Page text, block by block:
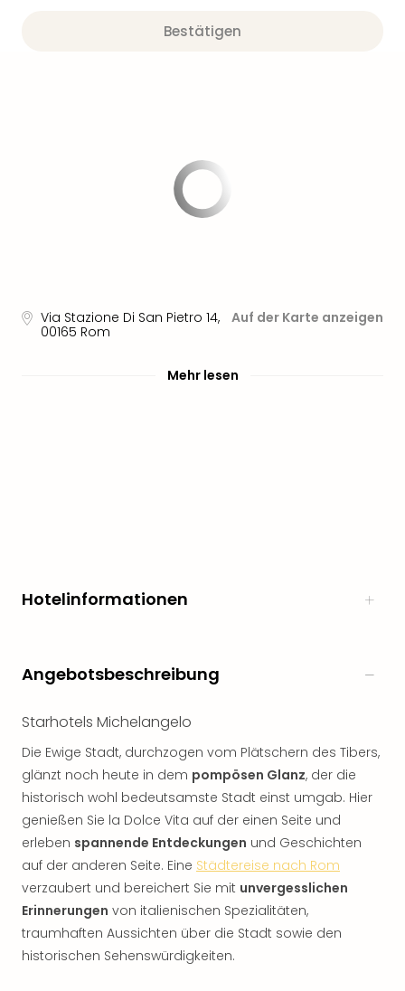
Bestätigen
Via Stazione Di San Pietro 14,
00165 Rom
Auf der Karte anzeigen
Mehr lesen
Hotelinformationen
Angebotsbeschreibung
Starhotels Michelangelo
Die Ewige Stadt, durchzogen vom Plätschern des Tibers,
glänzt noch heute in dem pompösen Glanz, der die
historisch wohl bedeutsamste Stadt einst umgab. Hier
genießen Sie la Dolce Vita auf der einen Seite und
erleben spannende Entdeckungen und Geschichten
auf der anderen Seite. Eine Städtereise nach Rom
verzaubert und bereichert Sie mit unvergesslichen
Erinnerungen von italienischen Spezialitäten,
traumhaften Aussichten über die Stadt sowie den
historischen Sehenswürdigkeiten.